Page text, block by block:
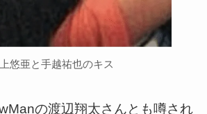
悠亜と手越祐也のキス
の渡辺翔太さんとも噂され